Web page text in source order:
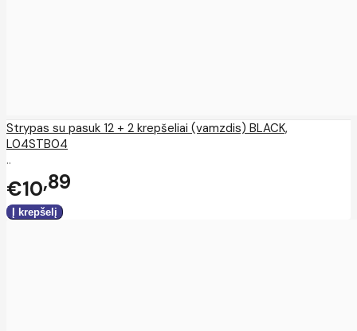
Strypas su pasuk 12 + 2 krepšeliai (vamzdis) BLACK,
L04STB04
..
€10 89